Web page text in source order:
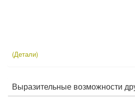
(Детали)
Выразительные возможности